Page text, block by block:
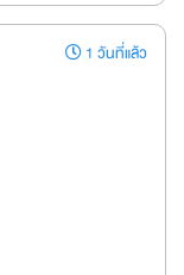
1 วันที่แล้ว